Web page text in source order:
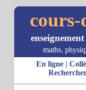
cours-
maths,
En ligne|